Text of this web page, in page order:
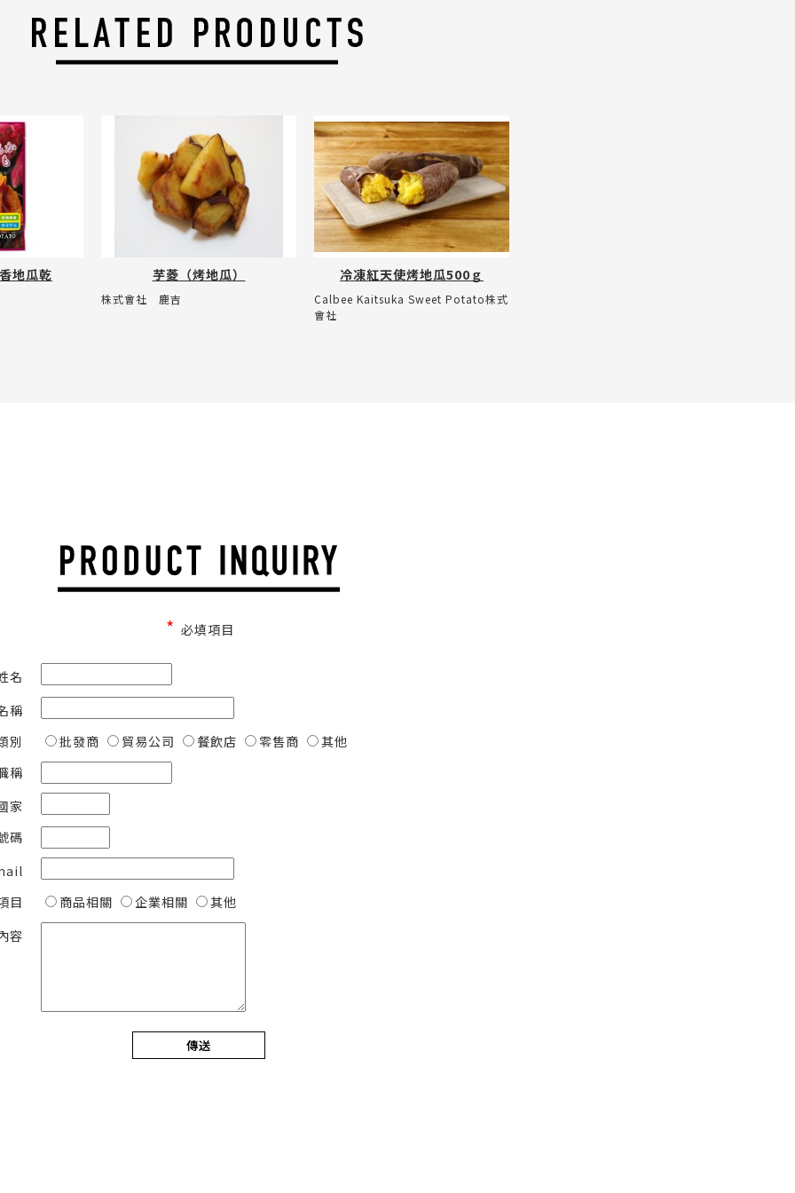
地瓜乾 芋菱（烤地瓜）
株式會社 鹿吉
冷凍紅天使烤地瓜500ｇ
Calbee Kaitsuka Sweet Potato株式
會社
* 必填項目
名
稱
別
批發商 貿易公司 餐飲店 零售商
其他
稱
家
碼
目
商品相關 企業相關 其他
容